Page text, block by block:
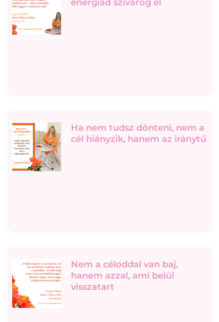
energiád szivárog el
Ha nem tudsz dönteni, nem a
cél hiányzik, hanem az iránytű
Nem a céloddal van baj,
hanem azzal, ami belül
visszatart